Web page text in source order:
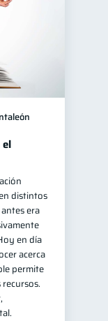
distintos
era
en día
acerca
permite